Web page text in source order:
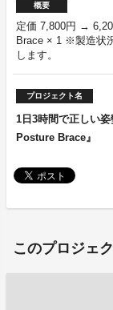
概要
定価 7,800円 →
Brace × 1 ※製造状
します。
プロジェクト名
1日3時間で正しい
Posture Brace』
このプロジェ